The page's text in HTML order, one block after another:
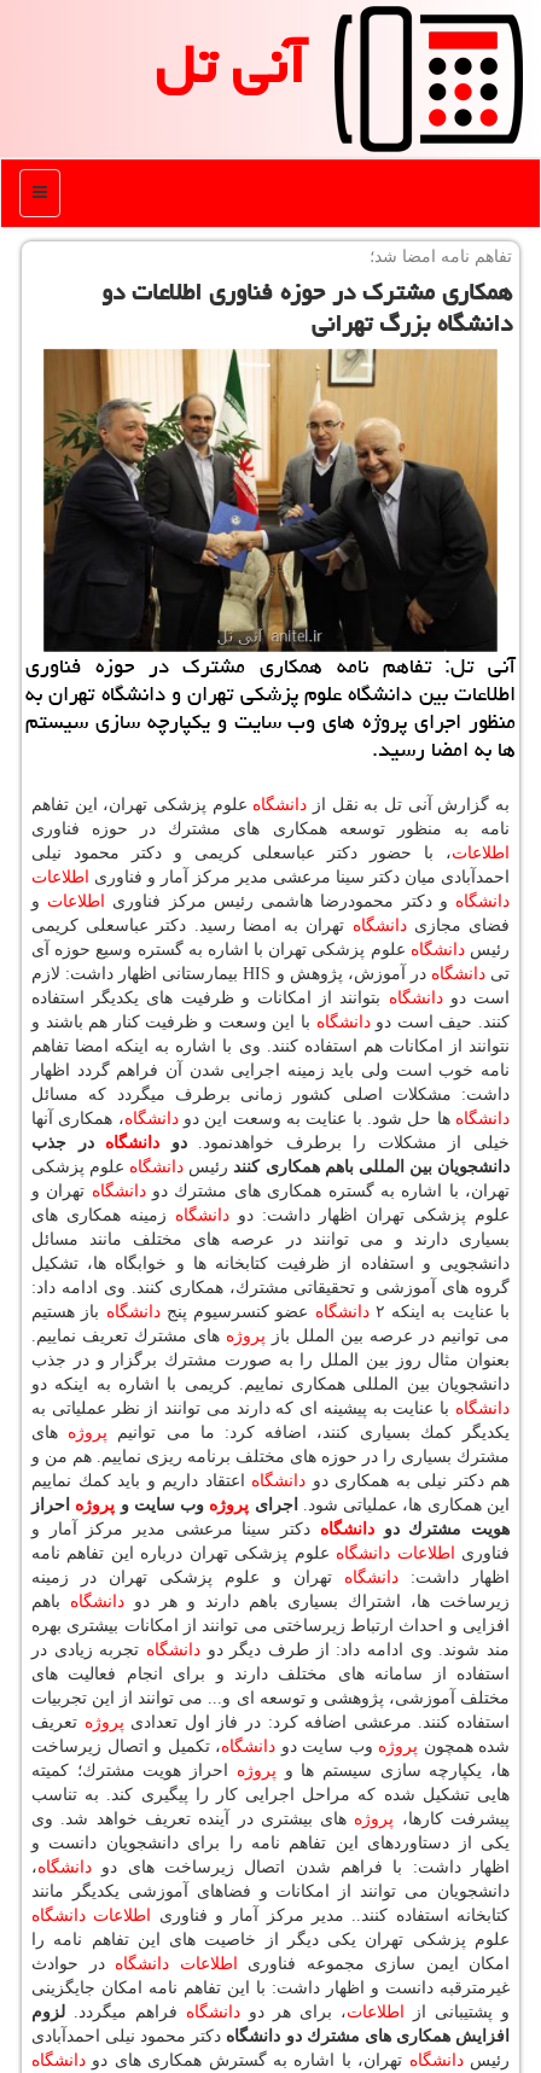
آنی تل
منو
تفاهم نامه امضا شد؛
همكاری مشترك در حوزه فناوری اطلاعات دو
دانشگاه بزرگ تهرانی
آنی تل: تفاهم نامه همكاری مشترك در حوزه فناوری
اطلاعات بین دانشگاه علوم پزشكی تهران و دانشگاه تهران به
منظور اجرای پروژه های وب سایت و یكپارچه سازی سیستم
ها به امضا رسید.
به گزارش آنی تل به نقل از دانشگاه علوم پزشكی تهران، این تفاهم
نامه به منظور توسعه همكاری های مشترك در حوزه فناوری
اطلاعات، با حضور دكتر عباسعلی كریمی و دكتر محمود نیلی
احمدآبادی میان دكتر سینا مرعشی مدیر مركز آمار و فناوری اطلاعات
دانشگاه و دكتر محمودرضا هاشمی رئیس مركز فناوری اطلاعات و
فضای مجازیدانشگاه تهران به امضا رسید. دكتر عباسعلی كریمی
رئیسدانشگاه علوم پزشكی تهران با اشاره به گستره وسیع حوزه آی
تیدانشگاه
در آموزش، پژوهش و HIS بیمارستانی اظهار داشت: لازم
است دودانشگاه بتوانند از امكانات و ظرفیت های یكدیگر استفاده
كنند. حیف است دودانشگاه با این وسعت و ظرفیت كنار هم باشند و
نتوانند از امكانات هم استفاده كنند. وی با اشاره به اینكه امضا تفاهم
نامه خوب است ولی باید زمینه اجرایی شدن آن فراهم گردد اظهار
داشت: مشكلات اصلی كشور زمانی برطرف میگردد كه مسائل
دانشگاه ها حل شود. با عنایت به وسعت این دودانشگاه، همكاری آنها
خیلی از مشكلات را برطرف خواهدنمود.دو دانشگاه در جذب
دانشجویان بین المللی باهم همكاری كنندرئیس دانشگاه علوم پزشكی
تهران، با اشاره به گستره همكاری های مشترك دودانشگاه تهران و
علوم پزشكی تهران اظهار داشت: دو دانشگاه زمینه همكاری های
بسیاری دارند و می توانند در عرصه های مختلف مانند مسائل
دانشجویی و استفاده از ظرفیت كتابخانه ها و خوابگاه ها، تشكیل
گروه های آموزشی و تحقیقاتی مشترك، همكاری كنند. وی ادامه داد:
با عنایت به اینكه ۲
دانشگاه عضو كنسرسیوم پنجدانشگاه باز هستیم
می توانیم در عرصه بین الملل باز پروژه های مشترك تعریف نماییم.
بعنوان مثال روز بین الملل را به صورت مشترك برگزار و در جذب
دانشجویان بین المللی همكاری نماییم. كریمی با اشاره به اینكه دو
دانشگاه با عنایت به پیشینه ای كه دارند می توانند از نظر عملیاتی به
یكدیگر كمك بسیاری كنند، اضافه كرد: ما می توانیم پروژه های
مشترك بسیاری را در حوزه های مختلف برنامه ریزی نماییم. هم من و
هم دكتر نیلی به همكاری دو دانشگاه اعتقاد داریم و باید كمك نماییم
این همكاری ها، عملیاتی شود.
اجرای پروژه وب سایت و پروژه احراز
هویت مشترك دودانشگاه دكتر سینا مرعشی مدیر مركز آمار و
فناوری اطلاعات دانشگاه علوم پزشكی تهران درباره این تفاهم نامه
اظهار داشت:دانشگاه تهران و علوم پزشكی تهران در زمینه
زیرساخت ها، اشتراك بسیاری باهم دارند و هر دو دانشگاه باهم
افزایی و احداث ارتباط زیرساختی می توانند از امكانات بیشتری بهره
مند شوند. وی ادامه داد: از طرف دیگر دو دانشگاه تجربه زیادی در
استفاده از سامانه های مختلف دارند و برای انجام فعالیت های
مختلف آموزشی، پژوهشی و توسعه ای و... می توانند از این تجربیات
استفاده كنند. مرعشی اضافه كرد: در فاز اول تعدادی پروژه تعریف
شده همچون پروژه وب سایت دو دانشگاه، تكمیل و اتصال زیرساخت
ها، یكپارچه سازی سیستم ها و پروژه احراز هویت مشترك؛ كمیته
هایی تشكیل شده كه مراحل اجرایی كار را پیگیری كند. به تناسب
پیشرفت كارها، پروژه های بیشتری در آینده تعریف خواهد شد. وی
یكی از دستاوردهای این تفاهم نامه را برای دانشجویان دانست و
اظهار داشت: با فراهم شدن اتصال زیرساخت های دو دانشگاه،
دانشجویان می توانند از امكانات و فضاهای آموزشی یكدیگر مانند
كتابخانه استفاده كنند.. مدیر مركز آمار و فناوری اطلاعات دانشگاه
علوم پزشكی تهران یكی دیگر از خاصیت های این تفاهم نامه را
امكان ایمن سازی مجموعه فناوری اطلاعات دانشگاه در حوادث
غیرمترقبه دانست و اظهار داشت: با این تفاهم نامه امكان جایگزینی
و پشتیبانی از اطلاعات، برای هر دو دانشگاه فراهم میگردد. لزوم
افزایش همكاری های مشترك دو دانشگاه دكتر محمود نیلی احمدآبادی
رئیسدانشگاه تهران، با اشاره به گسترش همكاری های دو دانشگاه